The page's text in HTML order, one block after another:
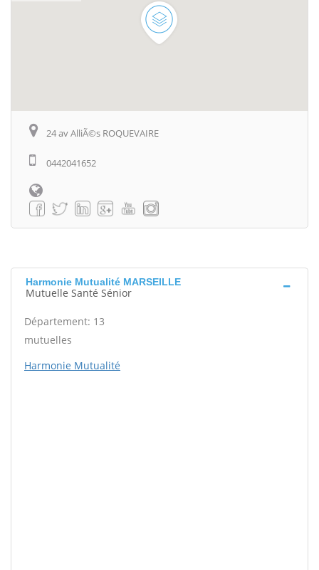
24 av AlliÃ©s ROQUEVAIRE
0442041652
Harmonie Mutualité MARSEILLE
Mutuelle Santé Sénior
Département: 13
mutuelles
Harmonie Mutualité